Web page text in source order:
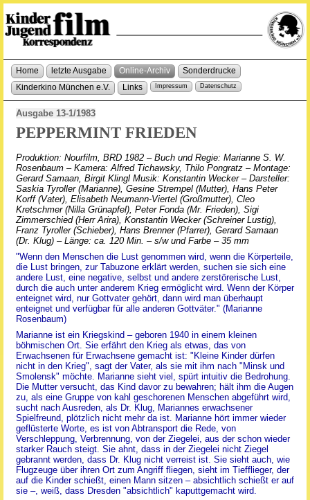
Home letzte Ausgabe Online-Archiv
Sonderdrucke
Kinderkino München e.V.
Links Impressum Datenschutz
Ausgabe 13-1/1983
PEPPERMINT FRIEDEN
Produktion: Nourfilm, BRD 1982 – Buch und Regie: Marianne S. W.
Rosenbaum – Kamera: Alfred Tichawsky, Thilo Pongratz – Montage:
Gerard Samaan, Birgit Klingl Musik: Konstantin Wecker – Darsteller:
Saskia Tyroller (Marianne), Gesine Strempel (Mutter), Hans Peter
Korff (Vater), Elisabeth Neumann-Viertel (Großmutter), Cleo
Kretschmer (Nilla Grünapfel), Peter Fonda (Mr. Frieden), Sigi
Zimmerschied (Herr Arira), Konstantin Wecker (Schreiner Lustig),
Franz Tyroller (Schieber), Hans Brenner (Pfarrer), Gerard Samaan
(Dr. Klug) – Länge: ca. 120 Min. – s/w und Farbe – 35 mm
"Wenn den Menschen die Lust genommen wird, wenn die Körperteile,
die Lust bringen, zur Tabuzone erklärt werden, suchen sie sich eine
andere Lust, eine negative, selbst und andere zerstörerische Lust,
durch die auch unter anderem Krieg ermöglicht wird. Wenn der Körper
enteignet wird, nur Gottvater gehört, dann wird man überhaupt
enteignet und verfügbar für alle anderen Gottväter." (Marianne
Rosenbaum)
Marianne ist ein Kriegskind – geboren 1940 in einem kleinen
böhmischen Ort. Sie erfährt den Krieg als etwas, das von
Erwachsenen für Erwachsene gemacht ist: "Kleine Kinder dürfen
nicht in den Krieg", sagt der Vater, als sie mit ihm nach "Minsk und
Smolensk" möchte. Marianne sieht viel, spürt intuitiv die Bedrohung.
Die Mutter versucht, das Kind davor zu bewahren; hält ihm die Augen
zu, als eine Gruppe von kahl geschorenen Menschen abgeführt wird,
sucht nach Ausreden, als Dr. Klug, Mariannes erwachsener
Spielfreund, plötzlich nicht mehr da ist. Marianne hört immer wieder
geflüsterte Worte, es ist von Abtransport die Rede, von
Verschleppung, Verbrennung, von der Ziegelei, aus der schon wieder
starker Rauch steigt. Sie ahnt, dass in der Ziegelei nicht Ziegel
gebrannt werden, dass Dr. Klug nicht verreist ist. Sie sieht auch, wie
Flugzeuge über ihren Ort zum Angriff fliegen, sieht im Tiefflieger, der
auf die Kinder schießt, einen Mann sitzen – absichtlich schießt er auf
sie –, weiß, dass Dresden "absichtlich" kaputtgemacht wird.